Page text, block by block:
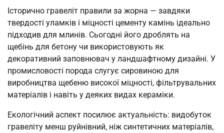
Історично гравеліт правили за жорна — завдяки
твердості уламків і міцності цементу камінь ідеально
підходив для млинів. Сьогодні його дроблять на
щебінь для бетону чи використовують як
декоративний заповнювач у ландшафтному дизайні. У
промисловості порода слугує сировиною для
виробництва щебеню високої міцності, фільтрувальних
матеріалів і навіть у деяких видах кераміки.
Екологічний аспект посилює актуальність: видобуток
гравеліту менш руйнівний, ніж синтетичних матеріалів,